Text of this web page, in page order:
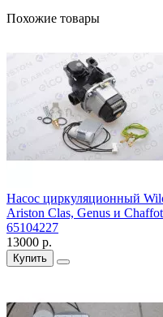
Похожие товары
Насос циркуляционный
Ariston Clas, Genus и
65104227
13000 р.
Купить